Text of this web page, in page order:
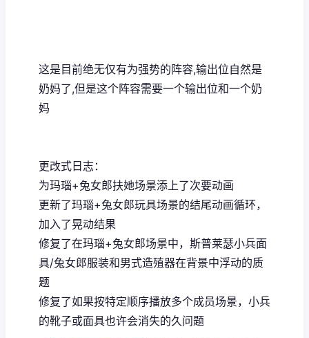
这是目前绝无仅有为强势的阵容,输出位自然是
奶妈了,但是这个阵容需要一个输出位和一个奶
妈
更改式日志：
为玛瑙+兔女郎扶她场景添上了次要动画
更新了玛瑙+兔女郎玩具场景的结尾动画循环，
加入了晃动结果
修复了在玛瑙+兔女郎场景中，斯普莱瑟小兵面
具/兔女郎服装和男式造殖器在背景中浮动的质
题
修复了如果按特定顺序播放多个成员场景，小兵
的靴子或面具也许会消失的久问题